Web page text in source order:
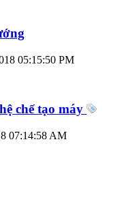
05:15:50 PM
chế tạo máy
07:14:58 AM